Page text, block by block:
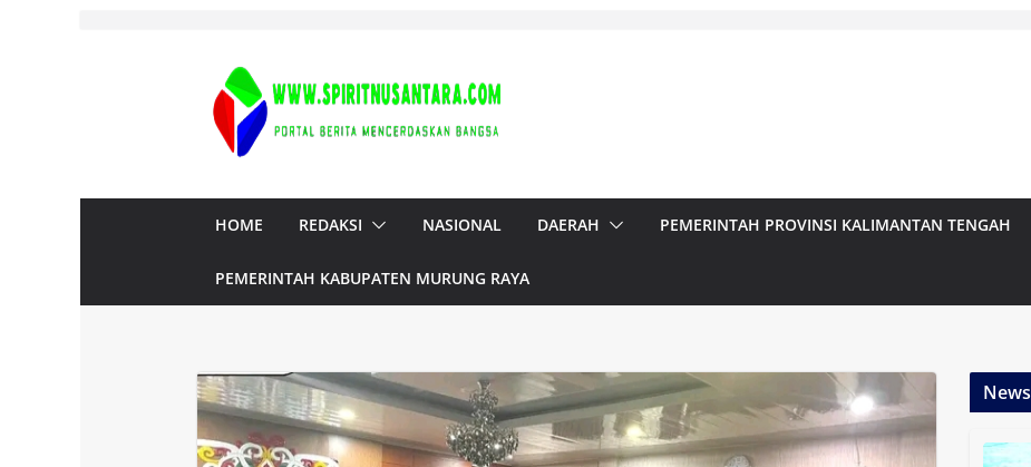
HOME REDAKSI NASIONAL DAERAH PEMERINTAH PROVINSI KALIMANTAN TENGAH
PEMERINTAH KABUPATEN MURUNG RAYA
News